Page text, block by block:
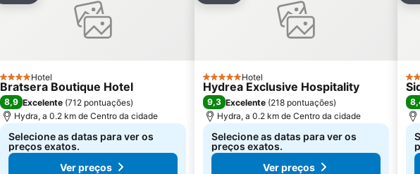
4 Estrelas
Hotel
Bratsera Boutique Hotel
8,9 Excelente (712 pontuações)
Hydra, a 0.2 km de Centro da cidade
Selecione as datas para ver os
preços exatos.
Ver preços
5 EstrelasHotel
Hydrea Exclusive Hospitality
9,3 Excelente (218 pontuações)
Hydra, a 0.2 km de Centro da cidade
Selecione as datas para ver os
preços exatos.
Ver preços
3